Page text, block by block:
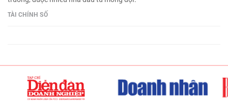
TÀI CHÍNH SỐ